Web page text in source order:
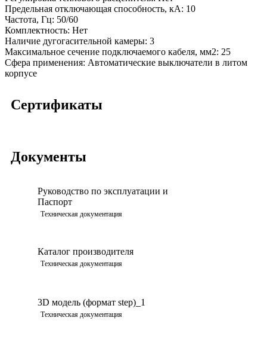
Предельная отключающая способность, кA: 10
Частота, Гц: 50/60
Комплектность: Нет
Наличие дугогасительной камеры: 3
Максимальное сечение подключаемого кабеля, мм2: 25
Сфера применения: Автоматические выключатели в литом
корпусе
Сертификаты
Документы
Руководство по эксплуатации и
Паспорт
Техническая документация
Каталог производителя
Техническая документация
3D модель (формат step)_1
Техническая документация